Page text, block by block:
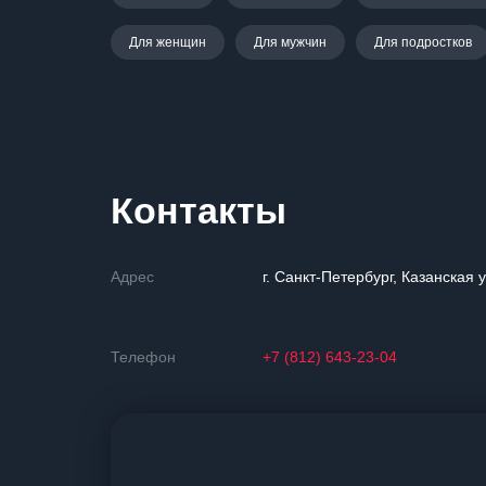
Для женщин Для мужчин Для подростков
Контакты
Адрес г. Санкт-Петербург, Казанская
Телефон +7 (812) 643-23-04